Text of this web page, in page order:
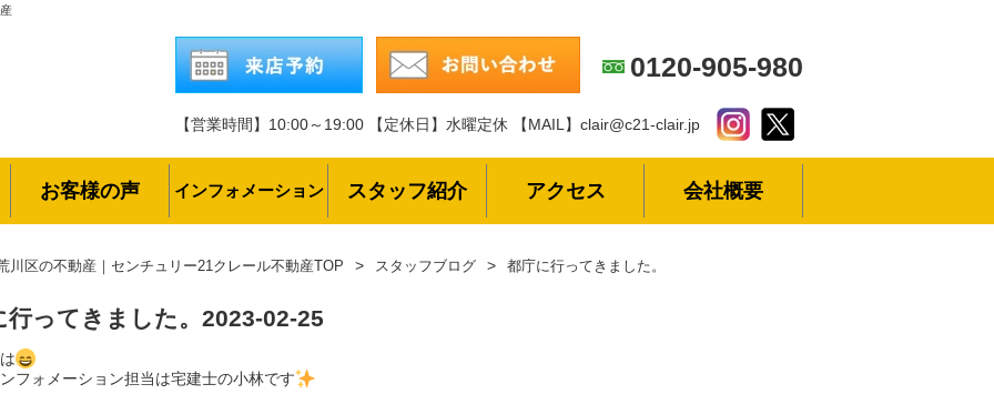
0120-905-980
【営業時間】10:00～19:00 【定休日】水曜定休 【MAIL】clair@c21-clair.jp
お客様の声 インフォメーション スタッフ紹介 アクセス 会社概要
川区の不動産｜センチュリー21クレール不動産TOP スタッフブログ 都庁に行ってきました。
行ってきました。 2023-02-25
フォメーション担当は宅建士の小林です